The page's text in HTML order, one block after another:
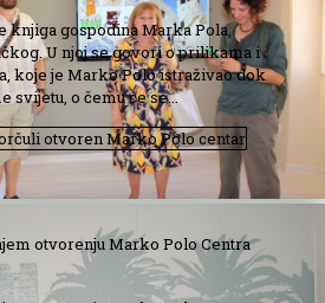
knjiga gospodina Marka Pola,
U njoj se govori o prilikama i
koje je Marko Polo istraživao dok
svijetu, o čemu će se...
otvoren Marko Polo centar
otvorenju Marko Polo Centra